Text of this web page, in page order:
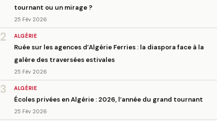
tournant ou un mirage ?
25 Fév 2026
2 ALGÉRIE
Ruée sur les agences d’Algérie Ferries : la diaspora face à la
galère des traversées estivales
25 Fév 2026
3 ALGÉRIE
Écoles privées en Algérie : 2026, l’année du grand tournant
25 Fév 2026